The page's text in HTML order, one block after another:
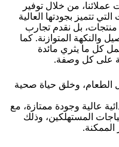
من خلال توفير
تتميز بجودتها العالية
منتجات، بل نقدم تجارب
والنكهة المتوازنة. كما
كل ما يثري مائدة
على كل وصفة.
الطعام، وخلق حياة صحية
عالية وجودة ممتازة، مع
المستهلكين، وذلك
الممكنة.